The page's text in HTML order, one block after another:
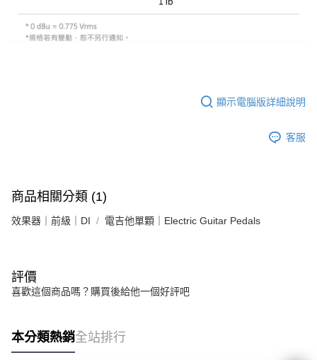
顯示電腦版詳細說明
客服
商品相關分類 (1)
效果器｜前級｜DI 電吉他單顆｜Electric Guitar Pedals
評價
喜歡這個商品嗎？購買後給他一個好評吧
本分類熱銷全站排行